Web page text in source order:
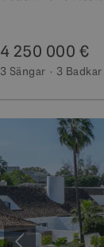
4 250 000 €
3 Sängar 3 Badkar